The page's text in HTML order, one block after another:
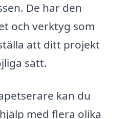
De har den
och verktyg som
att ditt projekt
sätt.
kan du
med flera olika